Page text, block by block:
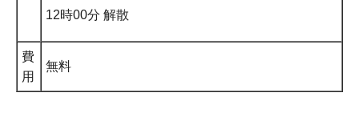
12時00分 解散
費
用
無料